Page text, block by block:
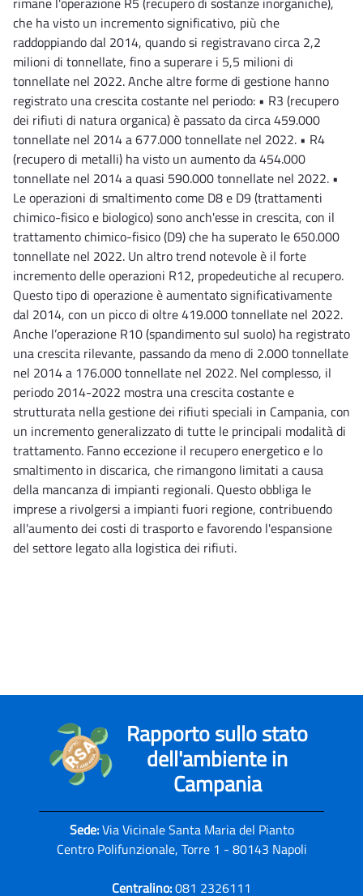
che ha visto un incremento significativo, più che
raddoppiando dal 2014, quando si registravano circa 2,2
milioni di tonnellate, fino a superare i 5,5 milioni di
tonnellate nel 2022. Anche altre forme di gestione hanno
registrato una crescita costante nel periodo: • R3 (recupero
dei rifiuti di natura organica) è passato da circa 459.000
tonnellate nel 2014 a 677.000 tonnellate nel 2022. • R4
(recupero di metalli) ha visto un aumento da 454.000
tonnellate nel 2014 a quasi 590.000 tonnellate nel 2022. •
Le operazioni di smaltimento come D8 e D9 (trattamenti
chimico-fisico e biologico) sono anch'esse in crescita, con il
trattamento chimico-fisico (D9) che ha superato le 650.000
tonnellate nel 2022. Un altro trend notevole è il forte
incremento delle operazioni R12, propedeutiche al recupero.
Questo tipo di operazione è aumentato significativamente
dal 2014, con un picco di oltre 419.000 tonnellate nel 2022.
Anche l’operazione R10 (spandimento sul suolo) ha registrato
una crescita rilevante, passando da meno di 2.000 tonnellate
nel 2014 a 176.000 tonnellate nel 2022. Nel complesso, il
periodo 2014-2022 mostra una crescita costante e
strutturata nella gestione dei rifiuti speciali in Campania, con
un incremento generalizzato di tutte le principali modalità di
trattamento. Fanno eccezione il recupero energetico e lo
smaltimento in discarica, che rimangono limitati a causa
della mancanza di impianti regionali. Questo obbliga le
imprese a rivolgersi a impianti fuori regione, contribuendo
all'aumento dei costi di trasporto e favorendo l'espansione
del settore legato alla logistica dei rifiuti.
Rapporto sullo stato
dell'ambiente in
Campania
Sede:Via Vicinale Santa Maria del Pianto
Centro Polifunzionale, Torre 1 - 80143 Napoli
Centralino:081 2326111